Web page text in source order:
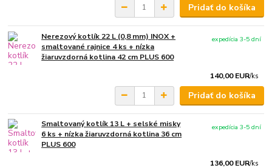
Pridať do košíka
Nerezový kotlík 22 L (0,8 mm) INOX +
smaltované rajnice 4 ks + nízka
žiaruvzdorná kotlina 42 cm PLUS 600
140,00 EUR/ks
expedícia 3-5 dní
Pridať do košíka
Smaltovaný kotlík 13 L + selské misky
6 ks + nízka žiaruvzdorná kotlina 36 cm
PLUS 600
136,00 EUR/ks
expedícia 3-5 dní